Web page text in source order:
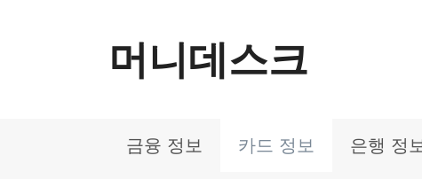
머니데스크
금융 정보 카드 정보 은행 정